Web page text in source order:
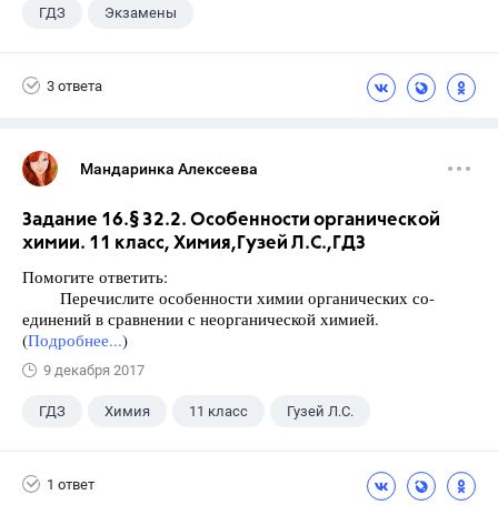
ГДЗ Экзамены
3 ответа
Мандаринка Алексеева
Задание 16.§ 32.2. Особенности органической
химии. 11 класс, Химия,Гузей Л.С.,ГДЗ
Помогите ответить:
Перечислите особенности химии органических со-
единений в сравнении с неорганической химией.
(Подробнее...)
9 декабря 2017
ГДЗ Химия 11 класс Гузей Л.С.
1 ответ